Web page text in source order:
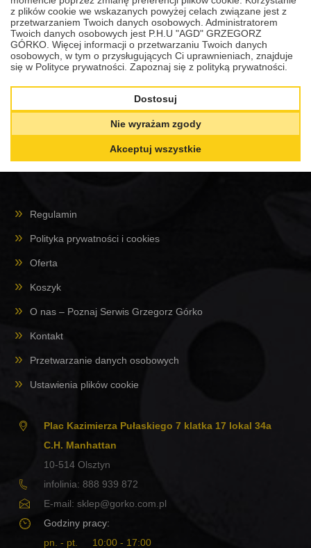
www.gorko.com.pl
P.H.U. AGD Grzegorz Górko
Olsztyn, Sklep internetowy, Plac Kazimierza Pułaskiego 7 klatka
17 lokal 34a C.H. Manhattan
Regulamin
Polityka prywatności i cookies
Oferta
Koszyk
O nas – Poznaj Serwis Grzegorz Górko
Kontakt
Przetwarzanie danych osobowych
Ustawienia plików cookie
Plac Kazimierza Pułaskiego 7 klatka 17 lokal 34a
C.H. Manhattan
10-514 Olsztyn
infolinia: 888 939 872
E-mail: sklep@gorko.com.pl
Godziny pracy:
pn. - pt.
10:00 - 17:00
z plików cookie we wskazanych powyżej celach związane jest z
przetwarzaniem Twoich danych osobowych. Administratorem
Twoich danych osobowych jest P.H.U "AGD" GRZEGORZ
GÓRKO. Więcej informacji o przetwarzaniu Twoich danych
osobowych, w tym o przysługujących Ci uprawnieniach, znajduje
się w Polityce prywatności. Zapoznaj się z polityką prywatności.
Dostosuj
Nie wyrażam zgody
Akceptuj wszystkie